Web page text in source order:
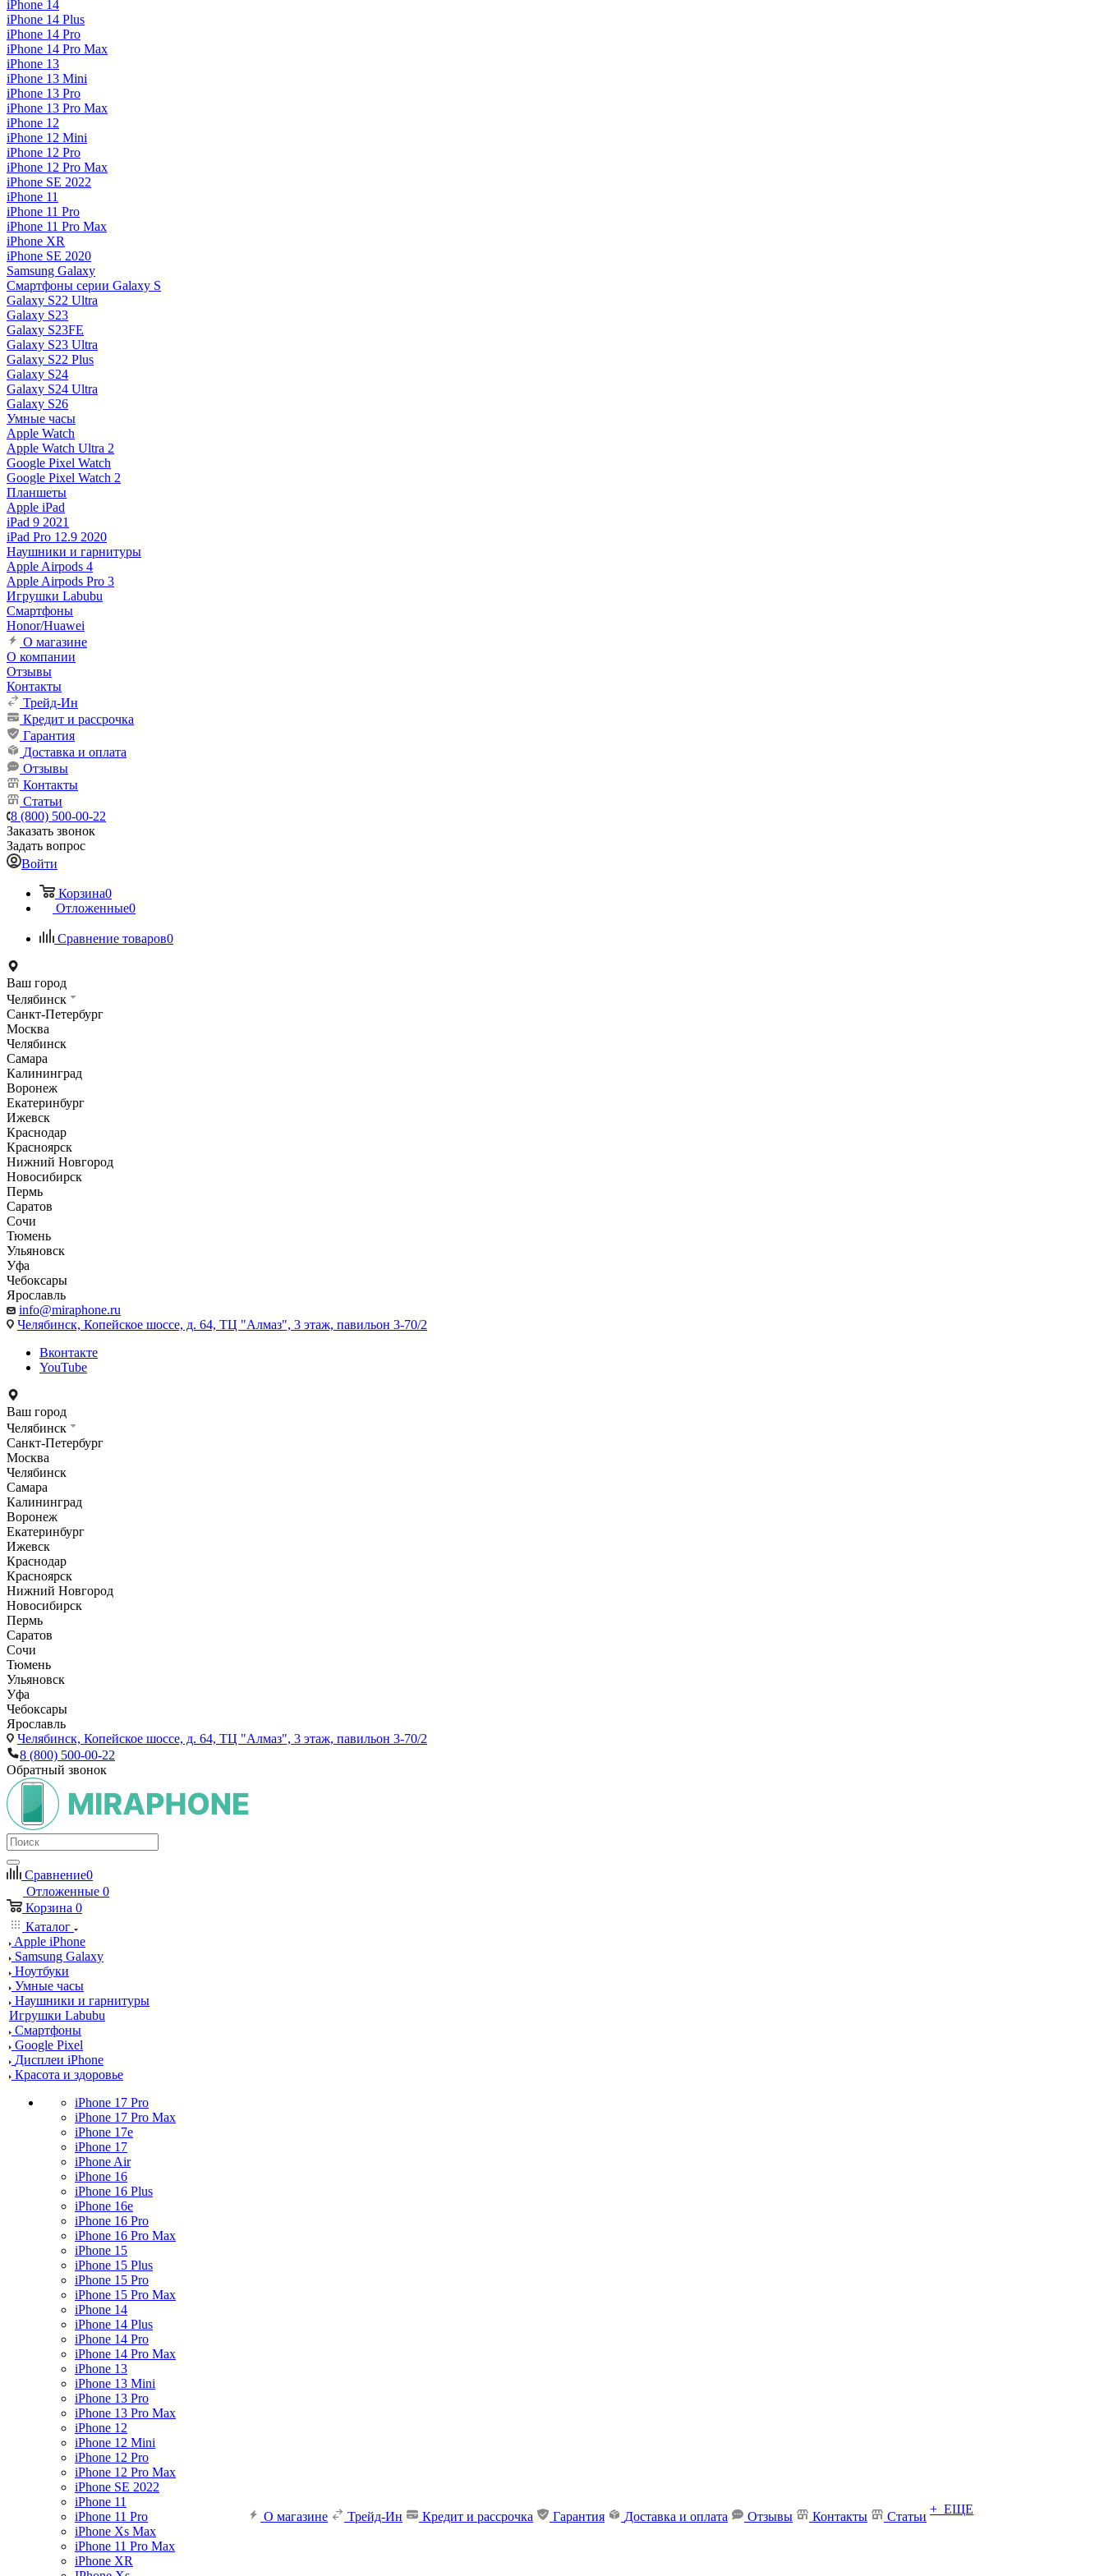
iPhone 14
iPhone 14 Plus
iPhone 14 Pro
iPhone 14 Pro Max
iPhone 13
iPhone 13 Mini
iPhone 13 Pro
iPhone 13 Pro Max
iPhone 12
iPhone 12 Mini
iPhone 12 Pro
iPhone 12 Pro Max
iPhone SE 2022
iPhone 11
iPhone 11 Pro
iPhone 11 Pro Max
iPhone XR
iPhone SE 2020
Samsung Galaxy
Смартфоны серии Galaxy S
Galaxy S22 Ultra
Galaxy S23
Galaxy S23FE
Galaxy S23 Ultra
Galaxy S22 Plus
Galaxy S24
Galaxy S24 Ultra
Galaxy S26
Умные часы
Apple Watch
Apple Watch Ultra 2
Google Pixel Watch
Google Pixel Watch 2
Планшеты
Apple iPad
iPad 9 2021
iPad Pro 12.9 2020
Наушники и гарнитуры
Apple Airpods 4
Apple Airpods Pro 3
Игрушки Labubu
Смартфоны
Honor/Huawei
О магазине
О компании
Отзывы
Контакты
Трейд-Ин
Кредит и рассрочка
Гарантия
Доставка и оплата
Отзывы
Контакты
Статьи
8 (800) 500-00-22
Заказать звонок
Задать вопрос
Войти
Корзина0
Отложенные0
Сравнение товаров0
Ваш город
Челябинск
Санкт-Петербург
Москва
Челябинск
Самара
Калининград
Воронеж
Екатеринбург
Ижевск
Краснодар
Красноярск
Нижний Новгород
Новосибирск
Пермь
Саратов
Сочи
Тюмень
Ульяновск
Уфа
Чебоксары
Ярославль
info@miraphone.ru
Челябинск, Копейское шоссе, д. 64, ТЦ "Алмаз", 3 этаж, павильон 3-70/2
Вконтакте
YouTube
Ваш город
Челябинск
Санкт-Петербург
Москва
Челябинск
Самара
Калининград
Воронеж
Екатеринбург
Ижевск
Краснодар
Красноярск
Нижний Новгород
Новосибирск
Пермь
Саратов
Сочи
Тюмень
Ульяновск
Уфа
Чебоксары
Ярославль
Челябинск, Копейское шоссе, д. 64, ТЦ "Алмаз", 3 этаж, павильон 3-70/2
8 (800) 500-00-22
Обратный звонок
Сравнение0
Отложенные 0
Корзина 0
Каталог
Apple iPhone
Samsung Galaxy
Ноутбуки
Умные часы
Наушники и гарнитуры
Игрушки Labubu
Смартфоны
Google Pixel
Дисплеи iPhone
Красота и здоровье
iPhone 17 Pro
iPhone 17 Pro Max
iPhone 17e
iPhone 17
iPhone Air
iPhone 16
iPhone 16 Plus
iPhone 16e
iPhone 16 Pro
iPhone 16 Pro Max
iPhone 15
iPhone 15 Plus
iPhone 15 Pro
iPhone 15 Pro Max
iPhone 14
iPhone 14 Plus
iPhone 14 Pro
iPhone 14 Pro Max
iPhone 13
iPhone 13 Mini
iPhone 13 Pro
iPhone 13 Pro Max
iPhone 12
iPhone 12 Mini
iPhone 12 Pro
iPhone 12 Pro Max
iPhone SE 2022
iPhone 11
iPhone 11 Pro
iPhone Xs Max
iPhone 11 Pro Max
iPhone XR
О магазине Трейд-Ин Кредит и рассрочка Гарантия Доставка и оплата Отзывы Контакты Статьи
+ ЕЩЕ